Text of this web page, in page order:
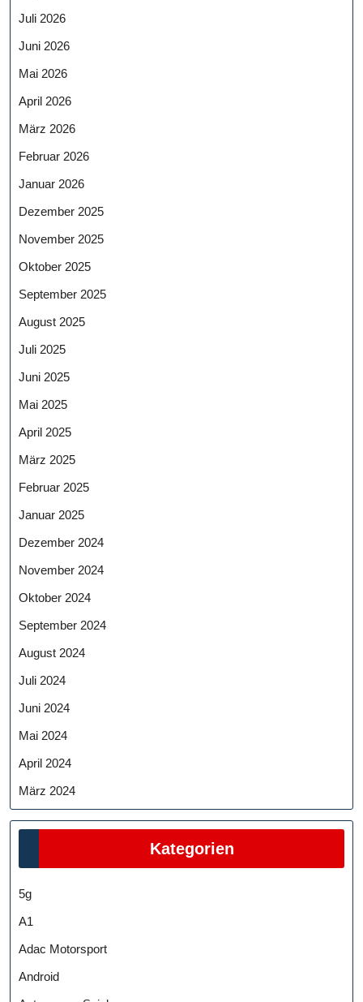
Juli 2026
Juni 2026
Mai 2026
April 2026
März 2026
Februar 2026
Januar 2026
Dezember 2025
November 2025
Oktober 2025
September 2025
August 2025
Juli 2025
Juni 2025
Mai 2025
April 2025
März 2025
Februar 2025
Januar 2025
Dezember 2024
November 2024
Oktober 2024
September 2024
August 2024
Juli 2024
Juni 2024
Mai 2024
April 2024
März 2024
Kategorien
5g
A1
Adac Motorsport
Android